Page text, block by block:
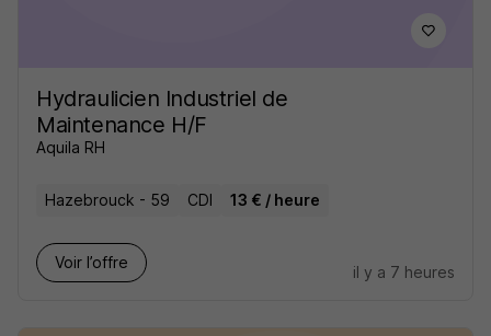
Hydraulicien Industriel de
Maintenance H/F
Aquila RH
Hazebrouck - 59 CDI 13 € / heure
Voir l’offre
il y a 7 heures